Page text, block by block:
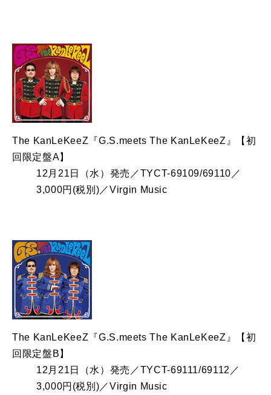
The KanLeKeeZ『G.S.meets The KanLeKeeZ』【初
回限定盤A】
12月21日（水）発売／TYCT-69109/69110／
3,000円(税別)／Virgin Music
The KanLeKeeZ『G.S.meets The KanLeKeeZ』【初
回限定盤B】
12月21日（水）発売／TYCT-69111/69112／
3,000円(税別)／Virgin Music